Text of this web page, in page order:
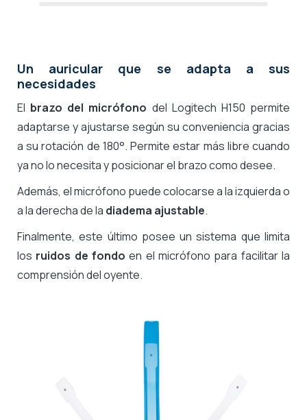
Un auricular que se adapta a sus
necesidades
El brazo del micrófono del Logitech H150 permite
adaptarse y ajustarse según su conveniencia gracias
a surotación de 180°. Permite estar más libre cuando
ya no lo necesita y posicionar el brazo como desee.
Además, el micrófono puede colocarse a la izquierda o
a la derecha de la diadema ajustable.
Finalmente, este último posee un sistema que limita
los ruidos de fondo en el micrófono para facilitar la
comprensión del oyente.